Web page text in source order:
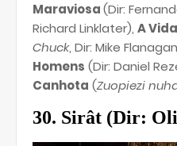
Maraviosa(Dir:
Richard Linklater), A
Chuck, Dir: Mike
Homens (Dir: Daniel
Canhota (Zuopiezi
30. Sirât (Dir: